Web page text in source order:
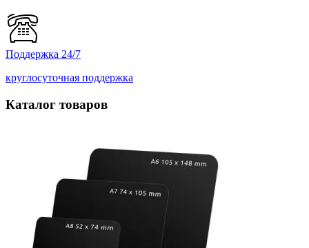
Поддержка 24/7
круглосуточная поддержка
Каталог товаров